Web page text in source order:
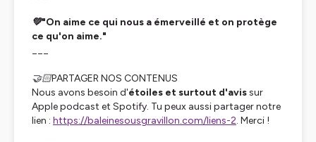
💚"On aime ce qui nous a émerveillé et on protège
ce qu'on aime."
🤝🏻PARTAGER NOS CONTENUS
Nous avons besoin d'étoiles et surtout d'avissur
Apple podcast et Spotify. Tu peux aussi partager notre
lien : https://baleinesousgravillon.com/liens-2. Merci !